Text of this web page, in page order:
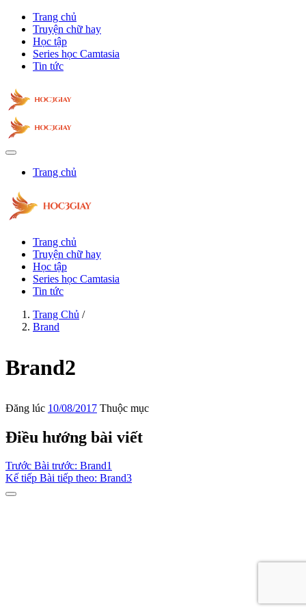
Trang chủ
Truyện chữ hay
Học tập
Series học Camtasia
Tin tức
Trang chủ
Trang chủ
Truyện chữ hay
Học tập
Series học Camtasia
Tin tức
Trang Chủ /
Brand
Brand2
Đăng lúc 10/08/2017 Thuộc mục
Điều hướng bài viết
Trước Bài trước: Brand1
Kế tiếp Bài tiếp theo: Brand3